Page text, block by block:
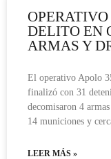
DELITO EN
ARMAS Y
El operativo Apolo
finalizó con 31
decomisaron 4
14 municiones y
LEER MÁS »